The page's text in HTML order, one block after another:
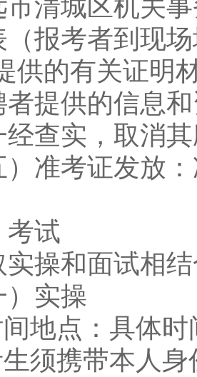
（报考者到现
供的有关证明
提供的信息
查实，取消
考证发放：
试
和面试相结
实操
点：具体时
携带本人身